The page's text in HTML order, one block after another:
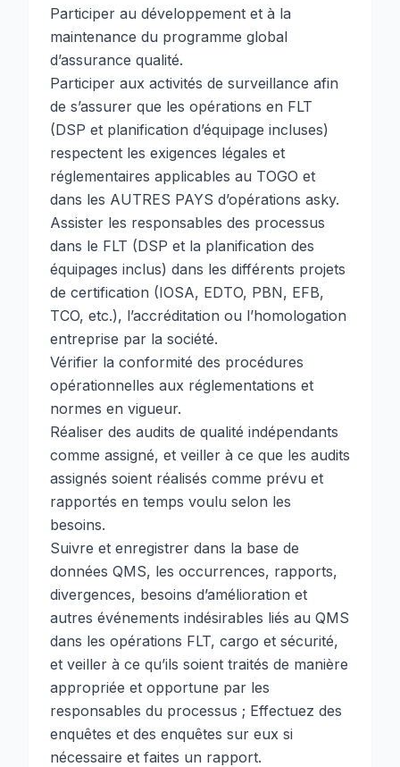
Participer au développement et à la
maintenance du programme global
d’assurance qualité.
Participer aux activités de surveillance afin
de s’assurer que les opérations en FLT
(DSP et planification d’équipage incluses)
respectent les exigences légales et
réglementaires applicables au TOGO et
dans les AUTRES PAYS d’opérations asky.
Assister les responsables des processus
dans le FLT (DSP et la planification des
équipages inclus) dans les différents projets
de certification (IOSA, EDTO, PBN, EFB,
TCO, etc.), l’accréditation ou l’homologation
entreprise par la société.
Vérifier la conformité des procédures
opérationnelles aux réglementations et
normes en vigueur.
Réaliser des audits de qualité indépendants
comme assigné, et veiller à ce que les audits
assignés soient réalisés comme prévu et
rapportés en temps voulu selon les
besoins.
Suivre et enregistrer dans la base de
données QMS, les occurrences, rapports,
divergences, besoins d’amélioration et
autres événements indésirables liés au QMS
dans les opérations FLT, cargo et sécurité,
et veiller à ce qu’ils soient traités de manière
appropriée et opportune par les
responsables du processus ; Effectuez des
enquêtes et des enquêtes sur eux si
nécessaire et faites un rapport.